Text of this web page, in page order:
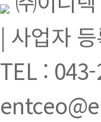
| 사업자
TEL :